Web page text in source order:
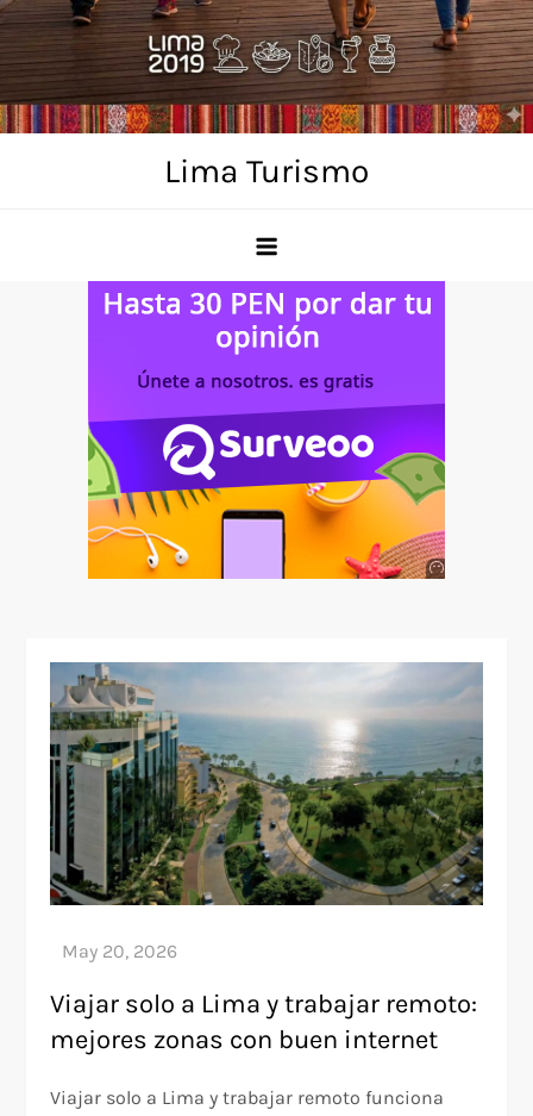
Skip
to
content
Lima Turismo
Viajar solo a Lima y trabajar remoto:
mejores zonas con buen internet
Viajar solo a Lima y trabajar remoto funciona